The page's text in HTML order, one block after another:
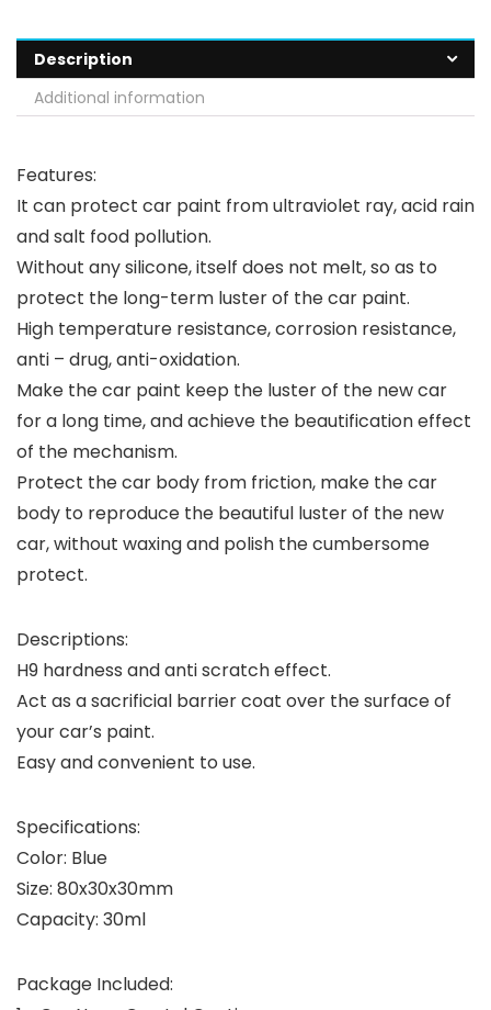
Description
Additional information
Features:
It can protect car paint from ultraviolet ray, acid rain
and salt food pollution.
Without any silicone, itself does not melt, so as to
protect the long-term luster of the car paint.
High temperature resistance, corrosion resistance,
anti – drug, anti-oxidation.
Make the car paint keep the luster of the new car
for a long time, and achieve the beautification effect
of the mechanism.
Protect the car body from friction, make the car
body to reproduce the beautiful luster of the new
car, without waxing and polish the cumbersome
protect.
Descriptions:
H9 hardness and anti scratch effect.
Act as a sacrificial barrier coat over the surface of
your car’s paint.
Easy and convenient to use.
Specifications:
Color: Blue
Size: 80x30x30mm
Capacity: 30ml
Package Included: